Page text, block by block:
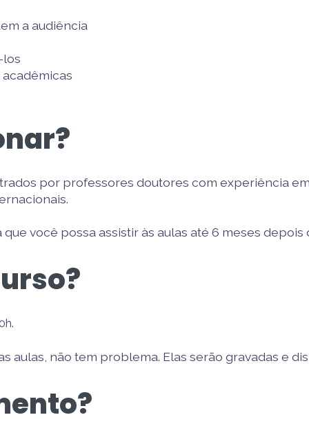
a audiência
los
por professores doutores com experiência
você possa assistir às aulas até 6 meses depois
aulas, não tem problema. Elas serão gravadas e